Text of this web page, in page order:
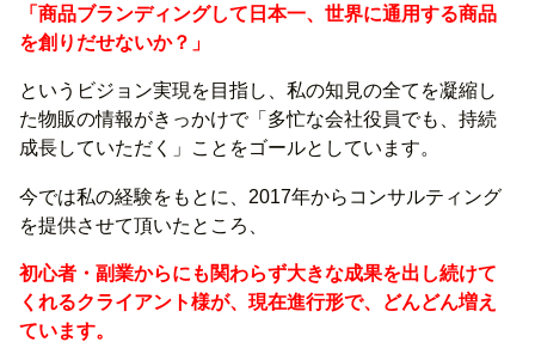
「商品ブランディングして日本一、世界に通用する商品
を創りだせないか？」
というビジョン実現を目指し、私の知見の全てを凝縮し
た物販の情報がきっかけで「多忙な会社役員でも、持続
成長していただく」ことをゴールとしています。
今では私の経験をもとに、2017年からコンサルティング
を提供させて頂いたところ、
初心者・副業からにも関わらず大きな成果を出し続けて
くれるクライアント様が、現在進行形で、どんどん増え
ています。